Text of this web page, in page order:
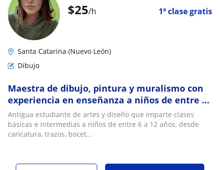
$25/h 1ª clase gratis
Santa Catarina (Nuevo León)
Dibujo
Maestra de dibujo, pintura y muralismo con
experiencia en enseñanza a niños de entre 6
a 12 años
Antigua estudiante de artes y diseño que imparte clases
básicas e intermedias a niños de entre 6 a 12 años, desde
caricatura, trazos, bocet...